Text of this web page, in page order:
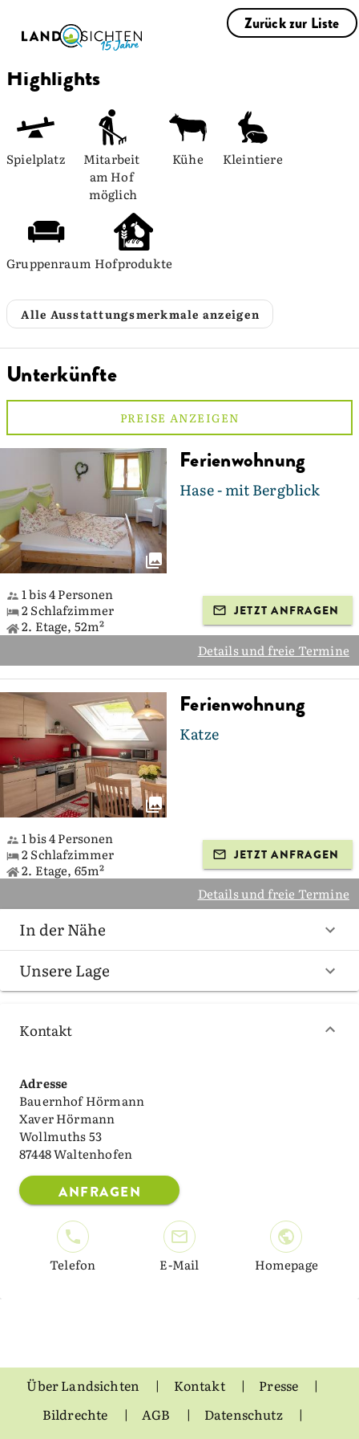
Zurück zur Liste
Highlights
Spielplatz
Mitarbeit
am Hof
möglich
Kühe Kleintiere
Gruppenraum Hofprodukte
Alle Ausstattungsmerkmale anzeigen
Unterkünfte
PREISE ANZEIGEN
Ferienwohnung
Hase - mit Bergblick
1 bis 4 Personen
2 Schlafzimmer
2. Etage, 52m²
JETZT ANFRAGEN
Details und freie Termine
Ferienwohnung
Katze
1 bis 4 Personen
2 Schlafzimmer
2. Etage, 65m²
JETZT ANFRAGEN
Details und freie Termine
In der Nähe
Unsere Lage
Kontakt
Adresse
Bauernhof Hörmann
Xaver Hörmann
Wollmuths 53
87448 Waltenhofen
ANFRAGEN
Telefon E-Mail Homepage
Über Landsichten Kontakt
Presse
Bildrechte
AGB
Datenschutz